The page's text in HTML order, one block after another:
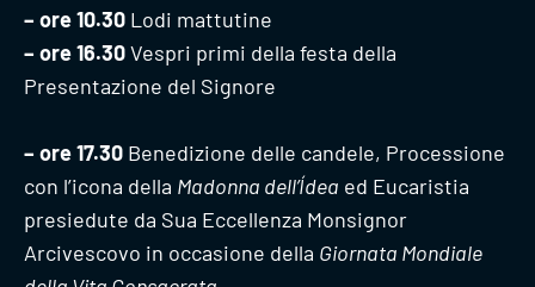
– ore 10.30 Lodi mattutine
– ore 16.30Vespri primi della festa della
Presentazione del Signore
– ore 17.30 Benedizione delle candele, Processione
con l’icona della Madonna dell’Ídea ed Eucaristia
presiedute da Sua Eccellenza Monsignor
Arcivescovo in occasione della Giornata Mondiale